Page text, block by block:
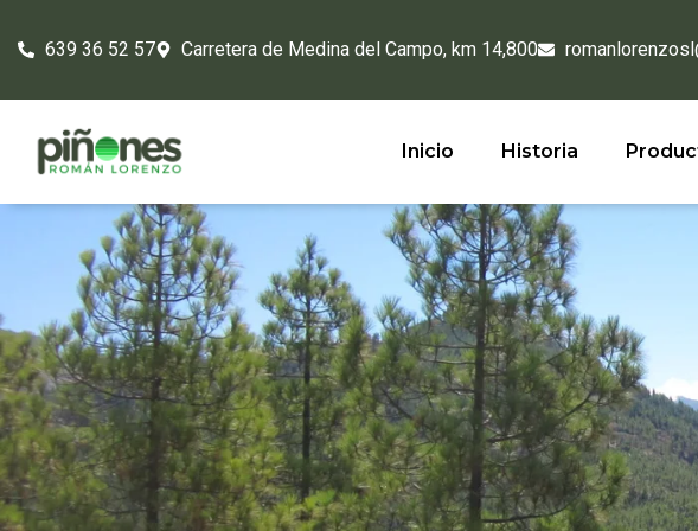
639 36 52 57 Carretera de Medina del Campo, km 14,800
Inicio Historia